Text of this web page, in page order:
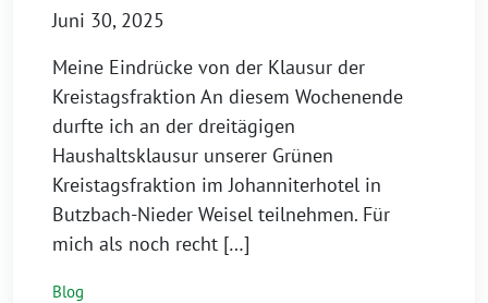
Juni 30, 2025
Meine Eindrücke von der Klausur der
Kreistagsfraktion An diesem Wochenende
durfte ich an der dreitägigen
Haushaltsklausur unserer Grünen
Kreistagsfraktion im Johanniterhotel in
Butzbach-Nieder Weisel teilnehmen. Für
mich als noch recht […]
Blog